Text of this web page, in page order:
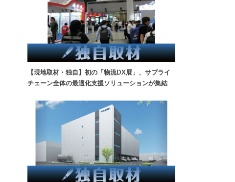
【現地取材・独自】初の「物流DX展」、サプライ
チェーン全体の最適化支援ソリューションが集結